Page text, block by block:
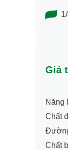
Giá
Năng
Chất
Chất